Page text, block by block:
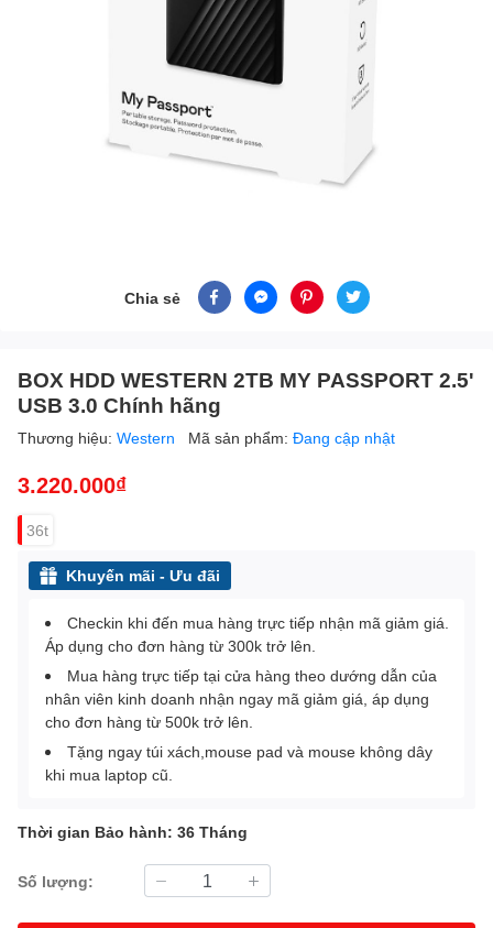
Chia sẻ
BOX HDD WESTERN 2TB MY PASSPORT 2.5'
USB 3.0 Chính hãng
Thương hiệu: Western Mã sản phẩm: Đang cập nhật
3.220.000₫
36t
Khuyến mãi - Ưu đãi
Checkin khi đến mua hàng trực tiếp nhận mã giảm giá.
Áp dụng cho đơn hàng từ 300k trở lên.
Mua hàng trực tiếp tại cửa hàng theo dướng dẫn của
nhân viên kinh doanh nhận ngay mã giảm giá, áp dụng
cho đơn hàng từ 500k trở lên.
Tặng ngay túi xách,mouse pad và mouse không dây
khi mua laptop cũ.
Thời gian Bảo hành: 36 Tháng
Số lượng: